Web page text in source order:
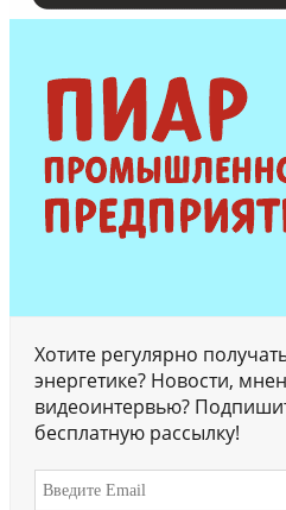
Хотите регулярно
энергетике? Новости,
видеоинтервью?
бесплатную рассылку!